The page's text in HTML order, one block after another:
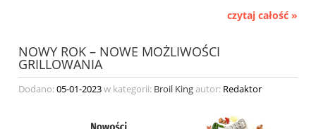
czytaj całość »
NOWY ROK – NOWE MOŻLIWOŚCI
GRILLOWANIA
Dodano:05-01-2023w kategorii: Broil Kingautor: Redaktor